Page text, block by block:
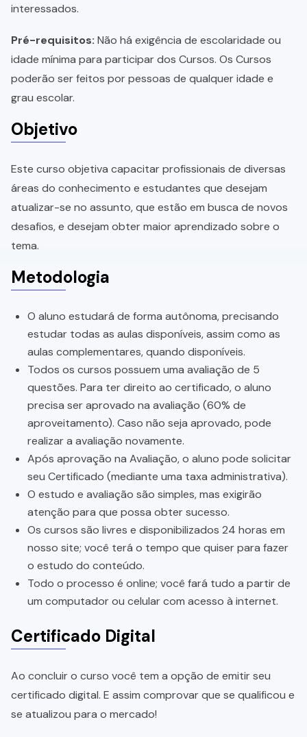
interessados.
Pré-requisitos: Não há exigência de escolaridade ou
idade mínima para participar dos Cursos. Os Cursos
poderão ser feitos por pessoas de qualquer idade e
grau escolar.
Objetivo
Este curso objetiva capacitar profissionais de diversas
áreas do conhecimento e estudantes que desejam
atualizar-se no assunto, que estão em busca de novos
desafios, e desejam obter maior aprendizado sobre o
tema.
Metodologia
O aluno estudará de forma autônoma, precisando
estudar todas as aulas disponíveis, assim como as
aulas complementares, quando disponíveis.
Todos os cursos possuem uma avaliação de 5
questões. Para ter direito ao certificado, o aluno
precisa ser aprovado na avaliação (60% de
aproveitamento). Caso não seja aprovado, pode
realizar a avaliação novamente.
Após aprovação na Avaliação, o aluno pode solicitar
seu Certificado (mediante uma taxa administrativa).
O estudo e avaliação são simples, mas exigirão
atenção para que possa obter sucesso.
Os cursos são livres e disponibilizados 24 horas em
nosso site; você terá o tempo que quiser para fazer
o estudo do conteúdo.
Todo o processo é online; você fará tudo a partir de
um computador ou celular com acesso à internet.
Certificado Digital
Ao concluir o curso você tem a opção de emitir seu
certificado digital. E assim comprovar que se qualificou e
se atualizou para o mercado!